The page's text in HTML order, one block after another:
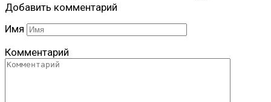
Добавить комментарий
Имя
Комментарий